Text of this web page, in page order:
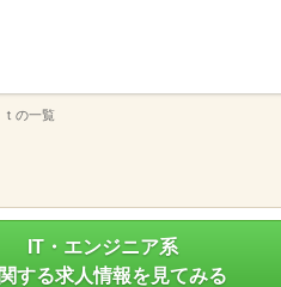
の一覧
IT・エンジニア系
する求人情報を見てみる